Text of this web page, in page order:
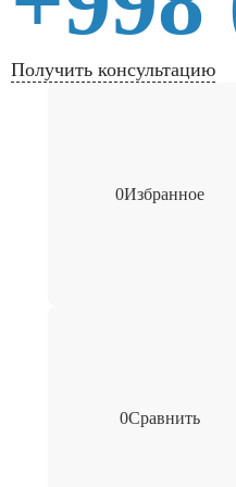
Получить консультацию
0Избранное
0Сравнить